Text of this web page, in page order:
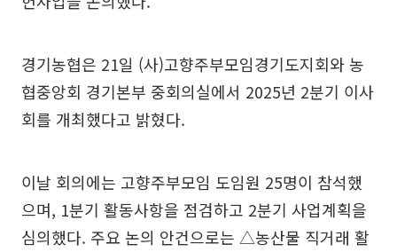
경기농협은 21일 (사)고향주부모임경기도지회와 농
협중앙회 경기본부 중회의실에서 2025년 2분기 이사
회를 개최했다고 밝혔다.
이날 회의에는 고향주부모임 도임원 25명이 참석했
으며, 1분기 활동사항을 점검하고 2분기 사업계획을
심의했다. 주요 논의 안건으로는 △농산물 직거래 활